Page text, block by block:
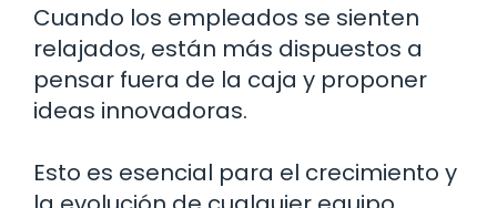
Cuando los empleados se sienten
relajados, están más dispuestos a
pensar fuera de la caja y proponer
ideas innovadoras.
Esto es esencial para el crecimiento y